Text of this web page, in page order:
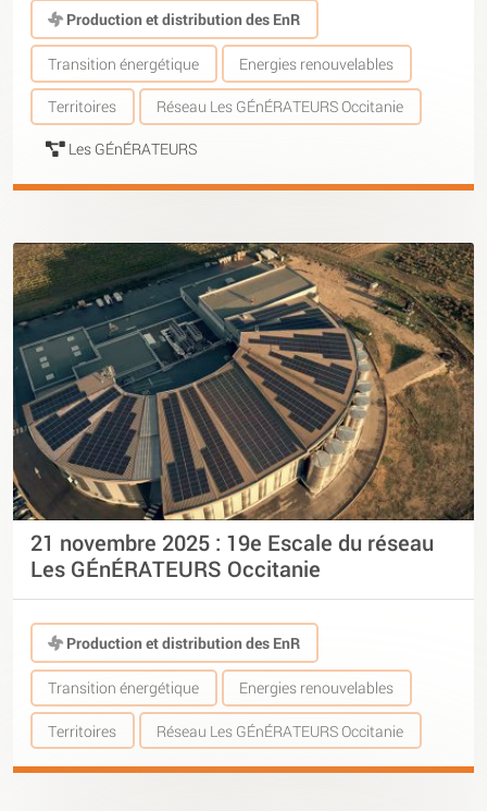
Production et distribution des EnR
Transition énergétique Energies renouvelables
Territoires Réseau Les GÉnÉRATEURS Occitanie
Les GÉnÉRATEURS
21 novembre 2025 : 19e Escale du réseau
Les GÉnÉRATEURS Occitanie
Production et distribution des EnR
Transition énergétique Energies renouvelables
Territoires Réseau Les GÉnÉRATEURS Occitanie